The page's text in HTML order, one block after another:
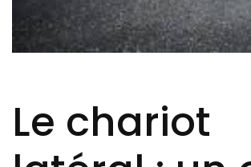
Le chariot